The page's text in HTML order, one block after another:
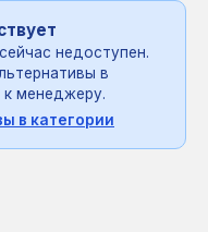
недоступен.
в
к менеджеру.
в категории